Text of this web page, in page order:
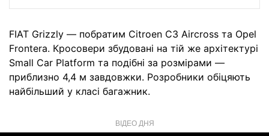
FIAT Grizzly — побратим Citroen C3 Aircross та Opel
Frontera. Кросовери збудовані на тій же архітектурі
Small Car Platform та подібні за розмірами —
приблизно 4,4 м завдовжки. Розробники обіцяють
найбільший у класі багажник.
ВІДЕО ДНЯ